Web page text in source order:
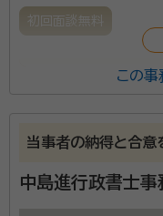
初回面談無料
・自分で遺言書を書
般について相談した
い・・・ ・親から引
この事
当事者の納得と合意
中島進行政書士事